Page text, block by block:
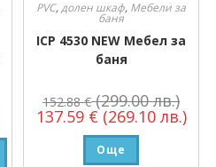
PVC,долен шкаф, Мебели за
баня
ICP 4530 NEW Мебел за
баня
152.88€ (299.00 лв.)
137.59 € (269.10 лв.)
Още